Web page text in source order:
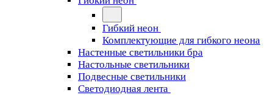
Гибкий неон
Комплектующие для гибкого неона
Настенные светильники бра
Настольные светильники
Подвесные светильники
Светодиодная лента